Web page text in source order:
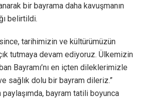
bir bayrama daha kavuşmanın
belirtildi.
tarihimizin ve kültürümüzün
tutmaya devam ediyoruz. Ülkemizin
Bayramı’nı en içten dileklerimizle
sağlık dolu bir bayram dileriz.”
bayram tatili boyunca